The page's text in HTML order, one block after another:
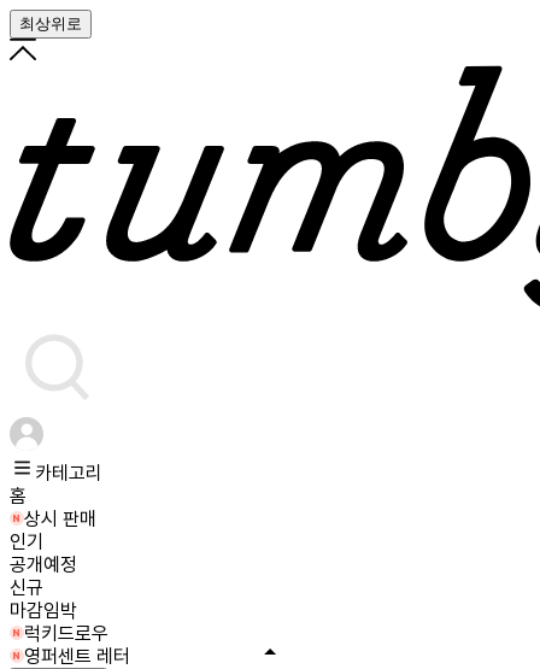
최상위로
카테고리
홈
상시 판매
인기
공개예정
신규
마감임박
럭키드로우
영퍼센트 레터